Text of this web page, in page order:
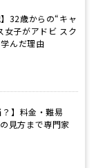
32歳からの“キャ
女子がアドビ スク
んだ理由
】料金・難易
見方まで専門家